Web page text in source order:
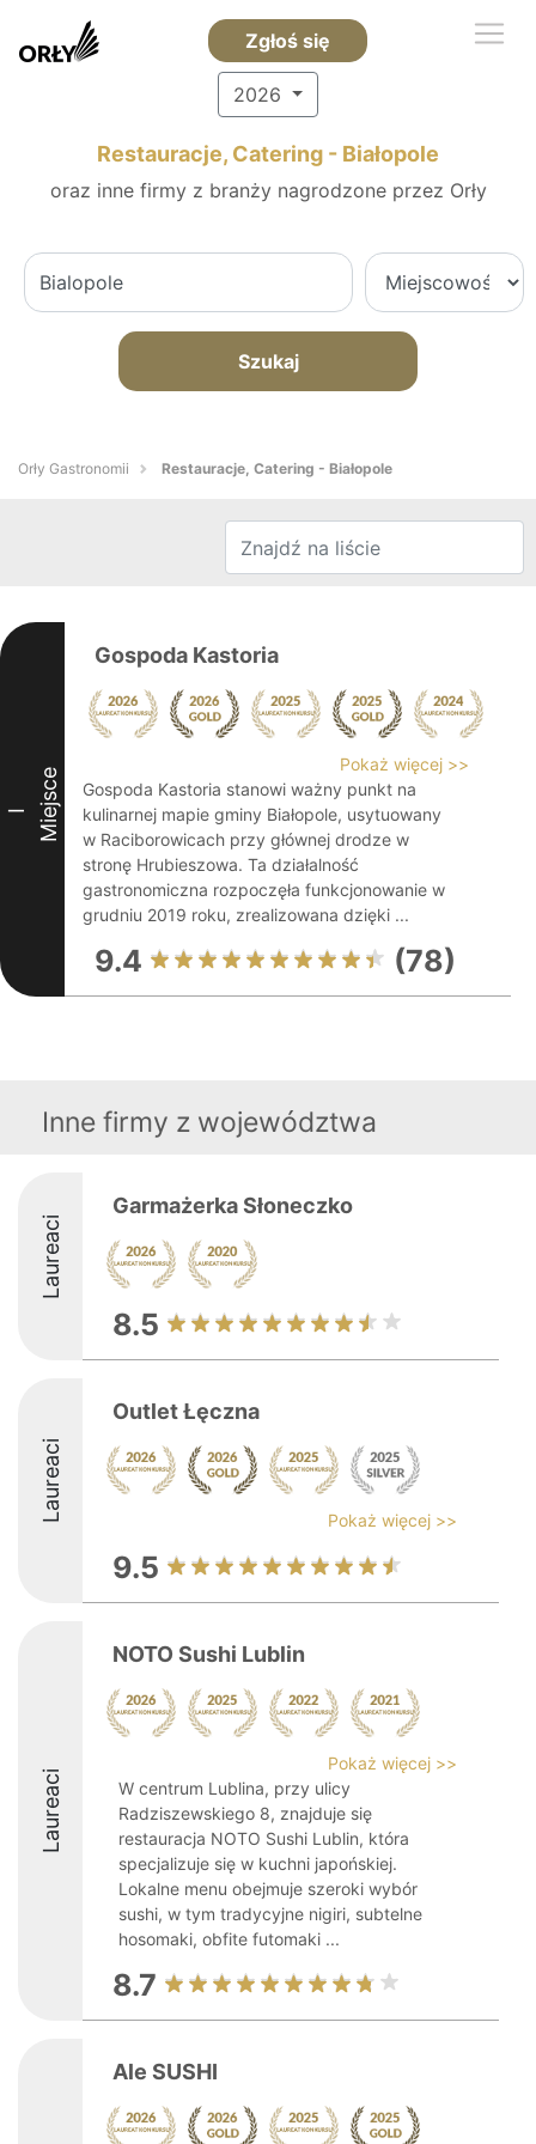
Zgłoś się
2026
Restauracje, Catering - Białopole
oraz inne firmy z branży nagrodzone przez Orły
Szukaj
Orły Gastronomii Restauracje, Catering - Białopole
I Miejsce
Gospoda Kastoria
Pokaż więcej >>
Gospoda Kastoria stanowi ważny punkt na
kulinarnej mapie gminy Białopole, usytuowany
w Raciborowicach przy głównej drodze w
stronę Hrubieszowa. Ta działalność
gastronomiczna rozpoczęła funkcjonowanie w
grudniu 2019 roku, zrealizowana dzięki ...
9.4 (78)
Inne firmy z województwa
Laureaci
Garmażerka Słoneczko
8.5
Laureaci
Outlet Łęczna
Pokaż więcej >>
9.5
Laureaci
NOTO Sushi Lublin
Pokaż więcej >>
W centrum Lublina, przy ulicy
Radziszewskiego 8, znajduje się
restauracja NOTO Sushi Lublin, która
specjalizuje się w kuchni japońskiej.
Lokalne menu obejmuje szeroki wybór
sushi, w tym tradycyjne nigiri, subtelne
hosomaki, obfite futomaki ...
8.7
Ale SUSHI